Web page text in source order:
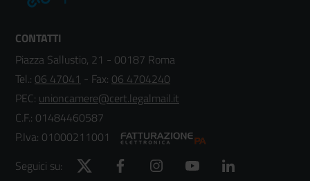
CONTATTI
Piazza Sallustio, 21 - 00187 Roma
Tel.: 06 47041 - Fax: 06 4704240
PEC: unioncamere@cert.legalmail.it
C.F.: 01484460587
P.Iva: 01000211001
Seguici su:
Twitter Facebook Instagram YouTube